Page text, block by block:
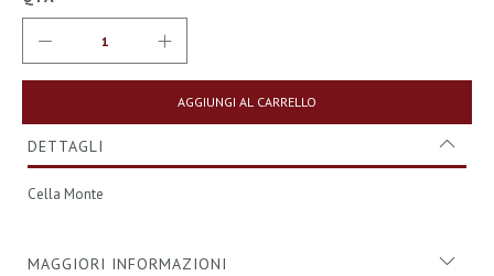
AGGIUNGI AL CARRELLO
DETTAGLI
Cella Monte
MAGGIORI INFORMAZIONI